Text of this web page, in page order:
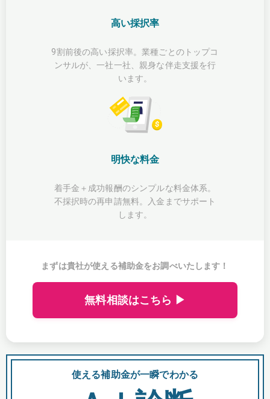
高い採択率
9割前後の高い採択率。業種ごとのトップコ
ンサルが、一社一社、親身な伴走支援を行
います。
明快な料金
着手金＋成功報酬のシンプルな料金体系。
不採択時の再申請無料。入金までサポート
します。
まずは貴社が使える補助金をお調べいたします！
無料相談はこちら ▶
使える補助金が一瞬でわかる